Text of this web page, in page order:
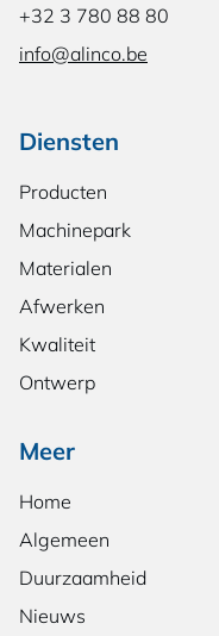
+32 3 780 88 80
info@alinco.be
Diensten
Producten
Machinepark
Materialen
Afwerken
Kwaliteit
Ontwerp
Meer
Home
Algemeen
Duurzaamheid
Nieuws